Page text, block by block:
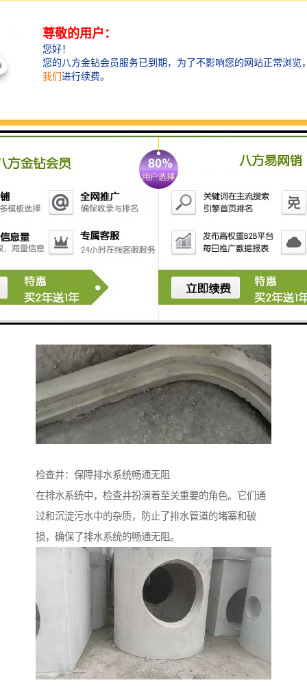
检查井：保障排水系统畅通无阻
在排水系统中，检查井扮演着至关重要的角色。它们通
过和沉淀污水中的杂质，防止了排水管道的堵塞和破
损，确保了排水系统的畅通无阻。